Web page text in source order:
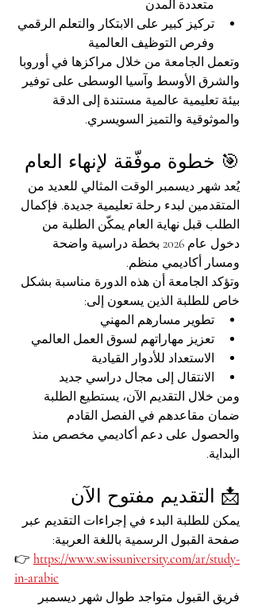
متعددة المدن
تركيز كبير على الابتكار والتعلم الرقمي
وفرص التوظيف العالمية
وتعمل الجامعة من خلال مراكزها في أوروبا
والشرق الأوسط وآسيا الوسطى على توفير
بيئة تعليمية عالمية مستندة إلى الدقة
والموثوقية والتميز السويسري.
🎯 خطوة موفّقة لإنهاء العام
يُعد شهر ديسمبر الوقت المثالي للعديد من
المتقدمين لبدء رحلة تعليمية جديدة. فإكمال
الطلب قبل نهاية العام يمكّن الطلبة من
دخول عام 2026 بخطة دراسية واضحة
ومسار أكاديمي منظم.
وتؤكد الجامعة أن هذه الدورة مناسبة بشكل
خاص للطلبة الذين يسعون إلى:
تطوير مسارهم المهني
تعزيز مهاراتهم لسوق العمل العالمي
الاستعداد للأدوار القيادية
الانتقال إلى مجال دراسي جديد
ومن خلال التقديم الآن، يستطيع الطلبة
ضمان مقاعدهم في الفصل القادم
والحصول على دعم أكاديمي مخصص منذ
البداية.
📩 التقديم مفتوح الآن
يمكن للطلبة البدء في إجراءات التقديم عبر
صفحة القبول الرسمية باللغة العربية:
👉 https://www.swissuniversity.com/ar/study-
in-arabic
فريق القبول متواجد طوال شهر ديسمبر